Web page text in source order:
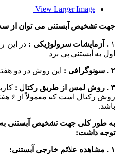
View Larger Image
جهت تشخیص آبستنی می توان از
۱ . آزمایشات سرولوژیکی : در این
اول به آبستنی پی برد.
۲ . سونوگرافی : این روش در دو
۳ . روش لمس از طریق رکتال :
روش
باشد.
به طور کلی جهت تشخیص آبستنی به
توجه داشت:
۱ . مشاهده علائم خارجی آبستنی: